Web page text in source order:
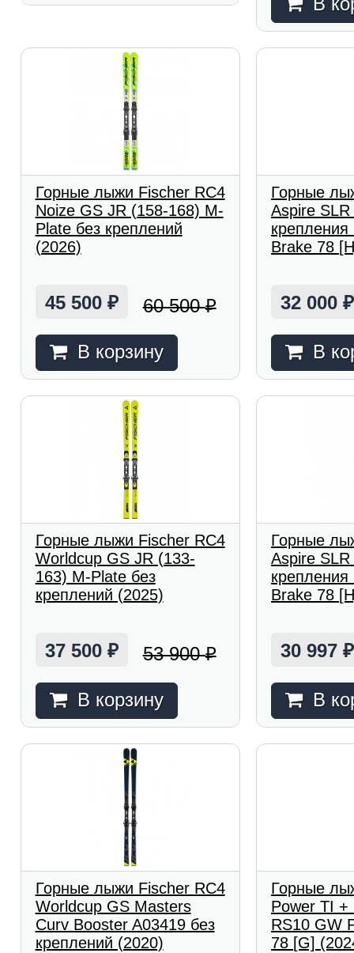
Горные лыжи Fischer RC4
Noize GS JR (158-168) M-
Plate без креплений
(2026)
45 500 ₽ 60 500₽
В корзину
Горные
Aspire
Brake 78
32 000₽
В
Горные лыжи Fischer RC4
Worldcup GS JR (133-
163) M-Plate без
креплений (2025)
37 500 ₽ 53 900₽
В корзину
Горные
Aspire
Brake 78
30 997₽
В
Горные лыжи Fischer RC4
Worldcup GS Masters
Curv Booster A03419 без
креплений (2020)
Горные
Power TI +
RS10 GW
78 [G]